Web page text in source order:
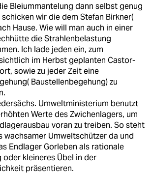
Bleiummantelung dann selbst genug
wir die dem Stefan Birkner(
Hause. Wie will man auch in einer
die Strahlenbelastung
Ich lade jeden ein, zum
im Herbst geplanten Castor-
sowie zu jeder Zeit eine
Baustellenbegehung) zu
Umweltministerium benutzt
Werte des Zwichenlagers, um
voran zu treiben. So steht
wachsamer Umweltschützer da und
Endlager Gorleben als rationale
oder kleineres Übel in der
präsentieren.